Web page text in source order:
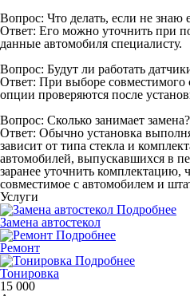
Вопрос: Что делать, если не знаю
Ответ: Его можно уточнить при
данные автомобиля специалисту.
Вопрос: Будут ли работать
Ответ: При выборе совместимого
опции проверяются после
Вопрос: Сколько занимает замена?
Ответ: Обычно установка
зависит от типа стекла и
автомобилей, выпускавшихся в
заранее уточнить комплектацию,
совместимое с автомобилем и
Услуги
Подробнее
Замена автостекол
Подробнее
Ремонт
Подробнее
Тонировка
15 000